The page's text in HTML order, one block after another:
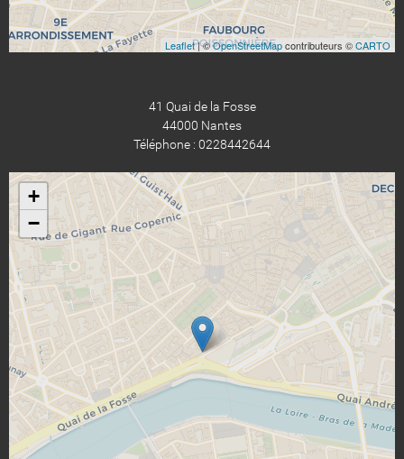
Leaflet| ©OpenStreetMapcontributeurs ©CARTO
41 Quai de la Fosse
44000 Nantes
Téléphone : 0228442644
+
−